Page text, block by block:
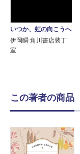
いつか、虹の向こうへ
伊岡瞬 角川書店装丁
室
この著者の商品